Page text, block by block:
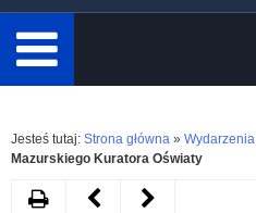
minimum
3
znaki.
Rozwiń
Jesteś tutaj: Strona główna » Wydarzenia
Mazurskiego Kuratora Oświaty
DrukujNastępnyPoprzedni